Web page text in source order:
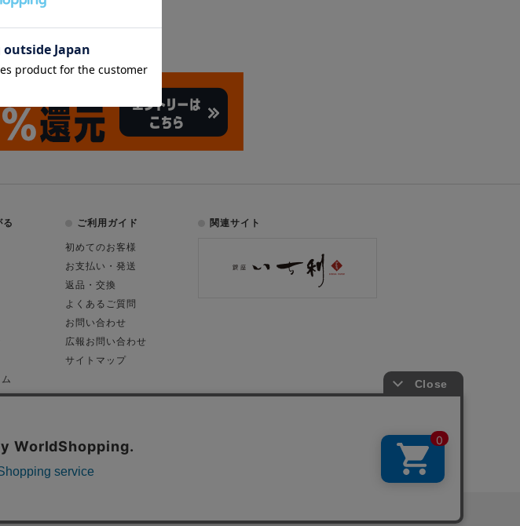
る ご利用ガイド
初めてのお客様
お支払い・発送
返品・交換
よくあるご質問
お問い合わせ
広報お問い合わせ
サイトマップ
関連サイト